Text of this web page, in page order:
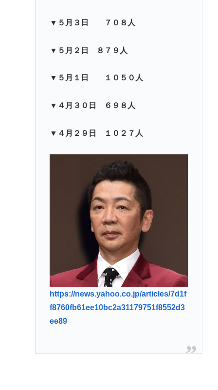
▼５月３日 ７０８人
▼５月２日 ８７９人
▼５月１日 １０５０人
▼４月３０日 ６９８人
▼４月２９日 １０２７人
https://news.yahoo.co.jp/articles/7d1f
f8760fb61ee10bc2a31179751f8552d3
ee89